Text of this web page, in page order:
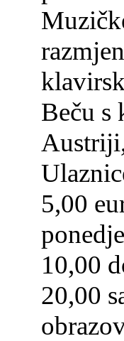
Beču s
5,00
10,00
20,00